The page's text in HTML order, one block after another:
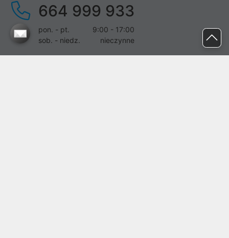
664 999 933
pon. - pt.
9:00 - 17:00
sob. - niedz.
nieczynne